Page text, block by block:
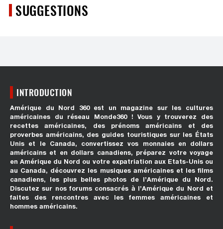
SUGGESTIONS
INTRODUCTION
Amérique du Nord 360 est un magazine sur les cultures
américaines du réseau Monde360 ! Vous y trouverez des
recettes américaines, des prénoms américains et des
proverbes américains, des guides touristiques sur les États
Unis et le Canada, convertissez vos monnaies en dollars
américains et en dollars canadiens, préparez votre voyage
en Amérique du Nord ou votre expatriation aux Etats-Unis ou
au Canada, découvrez les musiques américaines et les films
canadiens, les plus belles photos de l’Amérique du Nord.
Discutez sur nos forums consacrés à l’Amérique du Nord et
faites des rencontres avec les femmes américaines et
hommes américains.